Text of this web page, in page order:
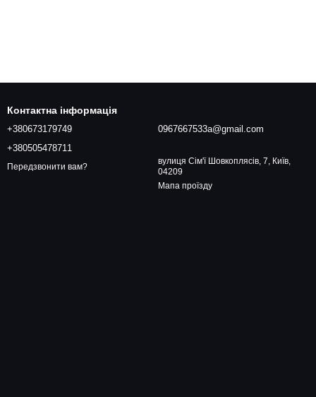
Контактна інформація
+380673179749
+380505478711
Передзвонити вам?
0967667533a@gmail.com
вулиця Сім'ї Шовкоплясів, 7, Київ,
04209
Мапа проїзду